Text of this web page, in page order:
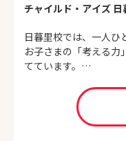
チャイルド・アイズ 日
日暮里校では、一人ひ
お子さまの「考える力
てています。
子どもたちは、日々
自信と意欲を伸ばして